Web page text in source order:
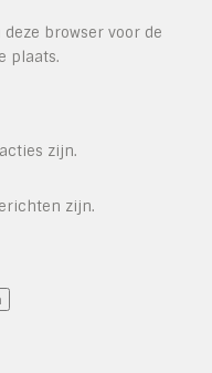
browser voor de
plaats.
zijn.
zijn.